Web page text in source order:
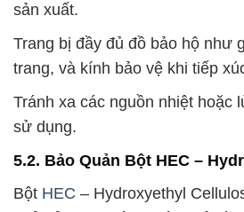
sản xuất.
Trang bị đầy đủ đồ bảo hộ như
trang, và kính bảo vệ khi tiếp
Tránh xa các nguồn nhiệt hoặc
sử dụng.
5.2. Bảo Quản Bột HEC –
Bột HEC – Hydroxyethyl